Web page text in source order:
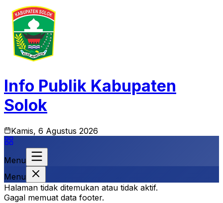
Info Publik Kabupaten
Solok
Kamis, 6 Agustus 2026
Menu
Menu
Halaman tidak ditemukan atau tidak aktif.
Gagal memuat data footer.